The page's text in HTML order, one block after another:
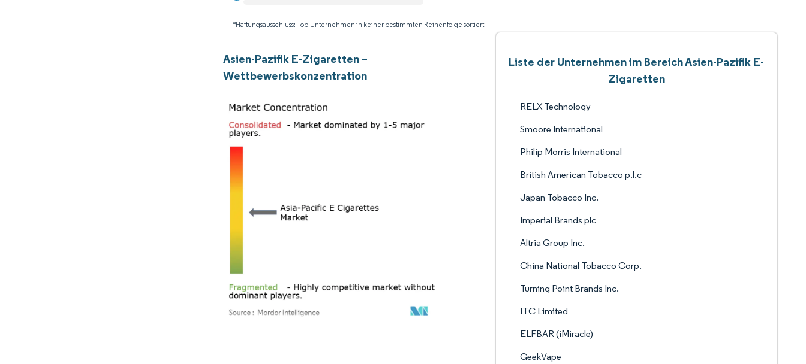
*Haftungsausschluss: Top-Unternehmen in keiner bestimmten Reihenfolge sortiert
Asien-Pazifik E-Zigaretten –
Wettbewerbskonzentration
Liste der Unternehmen im Bereich Asien-Pazifik E-
Zigaretten
RELX Technology
Smoore International
Philip Morris International
British American Tobacco p.l.c
Japan Tobacco Inc.
Imperial Brands plc
Altria Group Inc.
China National Tobacco Corp.
Turning Point Brands Inc.
ITC Limited
ELFBAR (iMiracle)
GeekVape